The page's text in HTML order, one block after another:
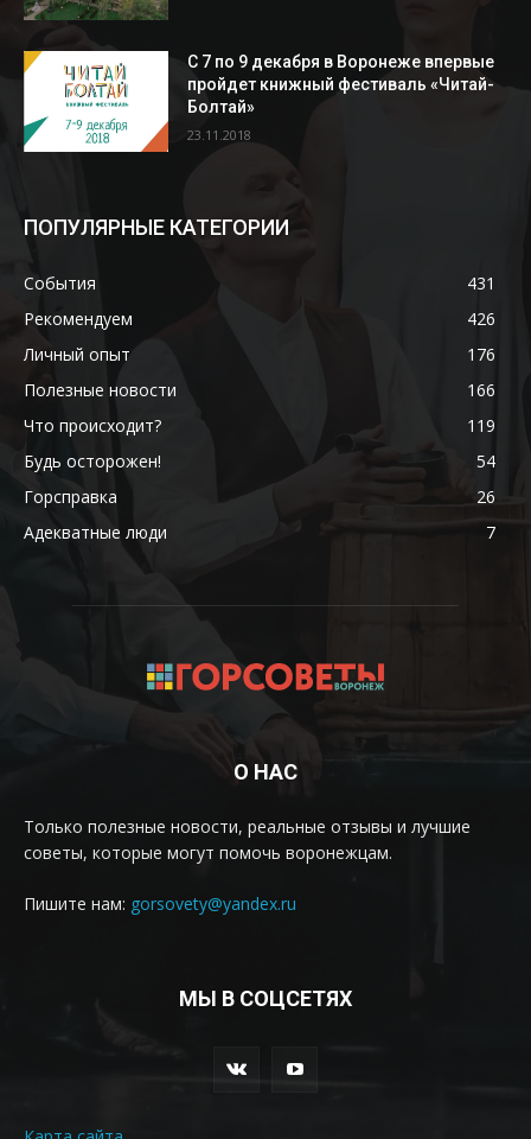
С 7 по 9 декабря в Воронеже впервые
пройдет книжный фестиваль «Читай-
Болтай»
23.11.2018
ПОПУЛЯРНЫЕ КАТЕГОРИИ
События
431
Рекомендуем
426
Личный опыт
176
Полезные новости
166
Что происходит?
119
Будь осторожен!
54
Горсправка
26
Адекватные люди
7
О НАС
Только полезные новости, реальные отзывы и лучшие
советы, которые могут помочь воронежцам.
Пишите нам: gorsovety@yandex.ru
МЫ В СОЦСЕТЯХ